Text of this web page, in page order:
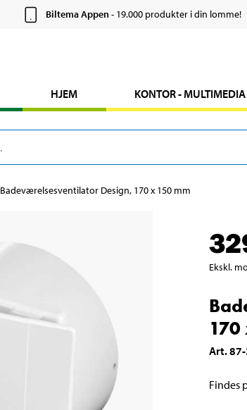
Biltema Appen- 19.000 produkter i din lomme!
HJEM KONTOR - MULTIMEDIA
Badeværelsesventilator Design, 170 x 150 mm
Ekskl.
170
Art.
Findes